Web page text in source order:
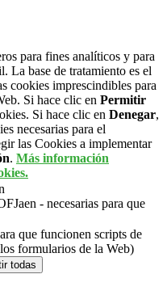
para fines analíticos y para
La base de tratamiento es el
cookies imprescindibles para
Si hace clic en Permitir
Si hace clic en Denegar,
necesarias para el
las Cookies a implementar
. Más información
- necesarias para que
que funcionen scripts de
formularios de la Web)